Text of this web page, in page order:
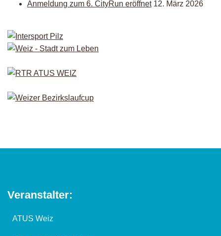
Anmeldung zum 6. CityRun eröffnet 12. März 2026
Veranstalter:
ATUS Weiz